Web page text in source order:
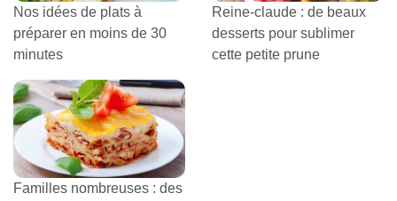
Nos idées de plats à
préparer en moins de 30
minutes
Reine-claude : de beaux
desserts pour sublimer
cette petite prune
Familles nombreuses : des